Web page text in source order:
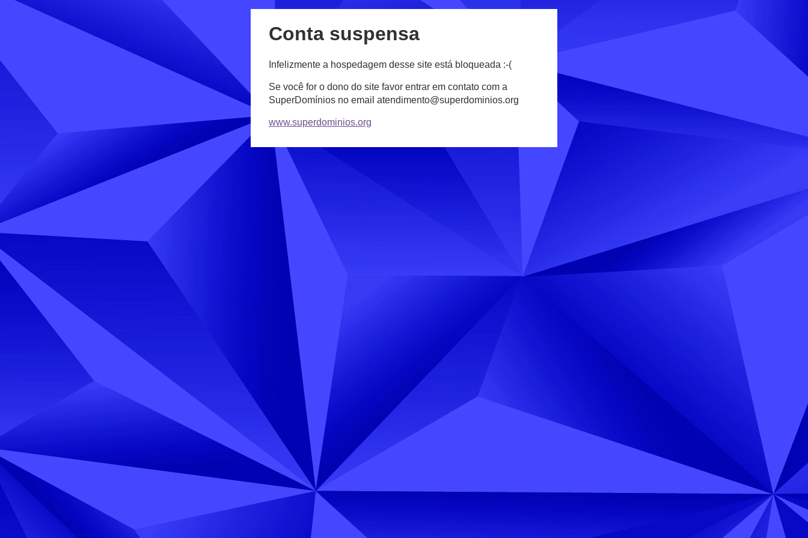
Conta suspensa
Infelizmente a hospedagem desse site está bloqueada :-(
Se você for o dono do site favor entrar em contato com a
SuperDomínios no email atendimento@superdominios.org
www.superdominios.org